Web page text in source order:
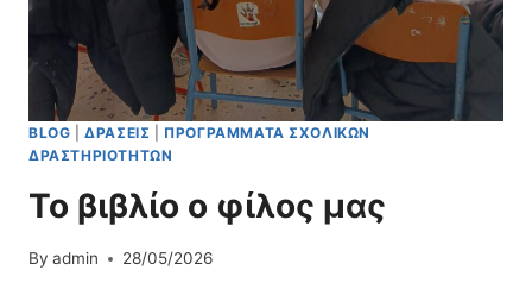
BLOG |ΔΡΆΣΕΙΣ
ΠΡΟΓΡΆΜΜΑΤΑ ΣΧΟΛΙΚΏΝ
ΔΡΑΣΤΗΡΙΟΤΉΤΩΝ
Το βιβλίο ο φίλος μας
By admin 28/05/2026